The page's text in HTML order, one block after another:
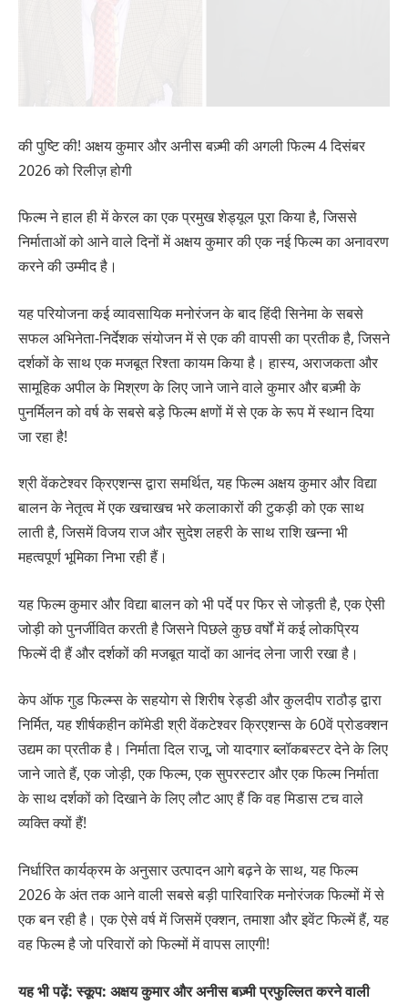
की पुष्टि की! अक्षय कुमार और अनीस बज़्मी की अगली फिल्म 4 दिसंबर
2026 को रिलीज़ होगी
फिल्म ने हाल ही में केरल का एक प्रमुख शेड्यूल पूरा किया है, जिससे
निर्माताओं को आने वाले दिनों में अक्षय कुमार की एक नई फिल्म का अनावरण
करने की उम्मीद है।
यह परियोजना कई व्यावसायिक मनोरंजन के बाद हिंदी सिनेमा के सबसे
सफल अभिनेता-निर्देशक संयोजन में से एक की वापसी का प्रतीक है, जिसने
दर्शकों के साथ एक मजबूत रिश्ता कायम किया है। हास्य, अराजकता और
सामूहिक अपील के मिश्रण के लिए जाने जाने वाले कुमार और बज़्मी के
पुनर्मिलन को वर्ष के सबसे बड़े फिल्म क्षणों में से एक के रूप में स्थान दिया
जा रहा है!
श्री वेंकटेश्वर क्रिएशन्स द्वारा समर्थित, यह फिल्म अक्षय कुमार और विद्या
बालन के नेतृत्व में एक खचाखच भरे कलाकारों की टुकड़ी को एक साथ
लाती है, जिसमें विजय राज और सुदेश लहरी के साथ राशि खन्ना भी
महत्वपूर्ण भूमिका निभा रही हैं।
यह फिल्म कुमार और विद्या बालन को भी पर्दे पर फिर से जोड़ती है, एक ऐसी
जोड़ी को पुनर्जीवित करती है जिसने पिछले कुछ वर्षों में कई लोकप्रिय
फिल्में दी हैं और दर्शकों की मजबूत यादों का आनंद लेना जारी रखा है।
केप ऑफ गुड फिल्म्स के सहयोग से शिरीष रेड्डी और कुलदीप राठौड़ द्वारा
निर्मित, यह शीर्षकहीन कॉमेडी श्री वेंकटेश्वर क्रिएशन्स के 60वें प्रोडक्शन
उद्यम का प्रतीक है। निर्माता दिल राजू, जो यादगार ब्लॉकबस्टर देने के लिए
जाने जाते हैं, एक जोड़ी, एक फिल्म, एक सुपरस्टार और एक फिल्म निर्माता
के साथ दर्शकों को दिखाने के लिए लौट आए हैं कि वह मिडास टच वाले
व्यक्ति क्यों हैं!
निर्धारित कार्यक्रम के अनुसार उत्पादन आगे बढ़ने के साथ, यह फिल्म
2026 के अंत तक आने वाली सबसे बड़ी पारिवारिक मनोरंजक फिल्मों में से
एक बन रही है। एक ऐसे वर्ष में जिसमें एक्शन, तमाशा और इवेंट फिल्में हैं, यह
वह फिल्म है जो परिवारों को फिल्मों में वापस लाएगी!
यह भी पढ़ें: स्कूप: अक्षय कुमार और अनीस बज़्मी प्रफुल्लित करने वाली